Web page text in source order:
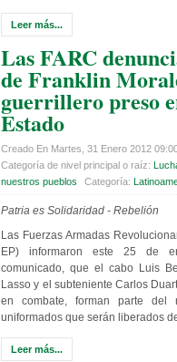
Leer más...
Las FARC
de Franklin
guerrillero preso
Estado
Creado En Martes, 31 Enero 2012
Categoría de nivel principal o raíz:
nuestros pueblos
Categoría:
Patria es Solidaridad - Rebelión
Las Fuerzas Armadas
EP) informaron este 25 de
comunicado, que el cabo Luis
Lasso y el subteniente Carlos
en combate, forman parte del
uniformados que serán liberados
Leer más...